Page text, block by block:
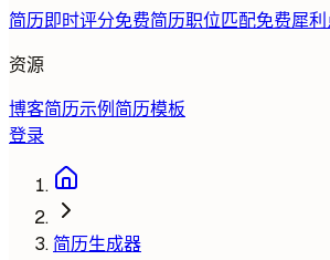
简历即时评分免费简历职位匹配免费犀
资源
博客简历示例 简历模板
登录
简历生成器